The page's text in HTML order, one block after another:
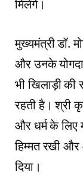
मिलेंगे।
मुख्यमंत्री डॉ.
और उनके
भी खिलाड़ी की
रहती है। श्री
और धर्म के लिए
हिम्मत रखी
दिया।